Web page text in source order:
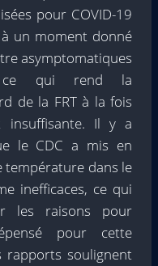
pour COVID-19
un moment donné
asymptomatiques
ce qui rend la
de la FRT à la fois
insuffisante. Il y a
le CDC a mis en
température dans le
inefficaces, ce qui
les raisons pour
pour cette
rapports soulignent